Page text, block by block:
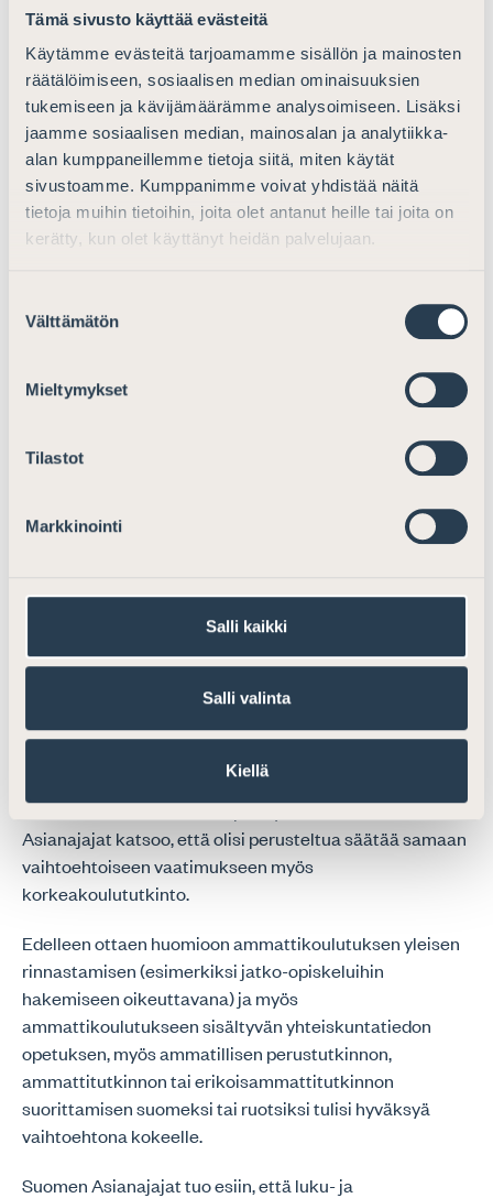
Tämä sivusto käyttää evästeitä
Käytämme evästeitä tarjoamamme sisällön ja mainosten
räätälöimiseen, sosiaalisen median ominaisuuksien
tukemiseen ja kävijämäärämme analysoimiseen. Lisäksi
jaamme sosiaalisen median, mainosalan ja analytiikka-
alan kumppaneillemme tietoja siitä, miten käytät
sivustoamme. Kumppanimme voivat yhdistää näitä
tietoja muihin tietoihin, joita olet antanut heille tai joita on
kerätty, kun olet käyttänyt heidän palvelujaan.
valinta
Välttämätön
Mieltymykset
Tilastot
Markkinointi
Salli kaikki
Salli valinta
Kiellä
järjestettäisiin. Suomen Asianajajat toteaa, että
esimerkiksi muutaman kerran vuodessa järjestettävä
koetilaisuus ei voi olla riittävä, kun otetaan huomioon se,
että hakijalla tulee olla tosiasiallisia vaihtoehtoisia
ajankohtia kokeen suorittamiseen.
Millaisia näkemyksiä teillä on
ehdotettujen muutosten
On selvää, että kansalaisuuden tavoitteleminen ja
integroitumista. Suomen Asianajajat kuitenkin katsoo,
ettei esityksestä kuitenkaan löydy riittäviä perusteluja
juuri kansalaisuuskokeen hyödyistä yleisemmin, kun
otetaan jo edellä mainitut, kansalaisuuteen jo nyt
Esityksen tavoitteet yhteiskuntaan integroimiseksi ovat
Muuta
Esityksessä on esitetty 17 b §:n 3 momentin mukaan
poikkeamisedellytyksenä korkeakoulututkinnon
momentin 2 kohdan mukaan ylioppilastutkinto on
kokeelle vaihtoehtoinen tapa täyttää vaatimus. Suomen
Asianajajat katsoo, että olisi perusteltua säätää samaan
vaihtoehtoiseen vaatimukseen myös
korkeakoulututkinto.
Edelleen ottaen huomioon ammattikoulutuksen yleisen
rinnastamisen (esimerkiksi jatko-opiskeluihin
hakemiseen oikeuttavana) ja myös
ammattikoulutukseen sisältyvän yhteiskuntatiedon
opetuksen, myös ammatillisen perustutkinnon,
ammattitutkinnon tai erikoisammattitutkinnon
suorittamisen suomeksi tai ruotsiksi tulisi hyväksyä
vaihtoehtona kokeelle.
Suomen Asianajajat tuo esiin, että luku- ja